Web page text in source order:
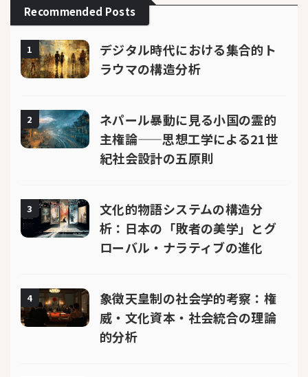
Recommended Posts
1
デジタル時代における集合的ト
ラウマの構造分析
2
ネパール暴動に見る小国の霊的
主権論——思想工学による21世
紀社会設計の五原則
3
文化的物語システムの構造分
析：日本の「敗者の美学」とグ
ローバル・ナラティブの進化
4
象徴天皇制の社会学的考察：権
威・文化資本・社会統合の理論
的分析